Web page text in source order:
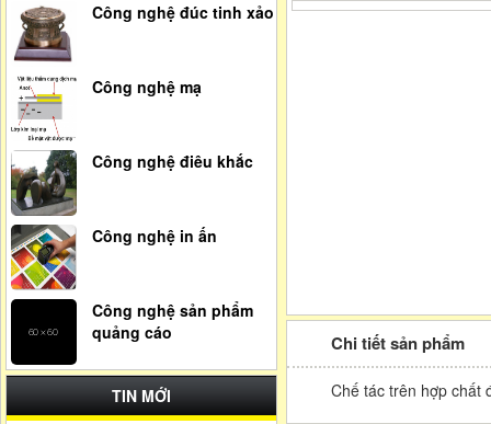
Công nghệ đúc tinh xảo
Công nghệ mạ
Công nghệ điêu khắc
Công nghệ in ấn
Công nghệ sản phẩm
quảng cáo
TIN MỚI
Chi tiết sản phẩm
Chế tác trên hợp chất